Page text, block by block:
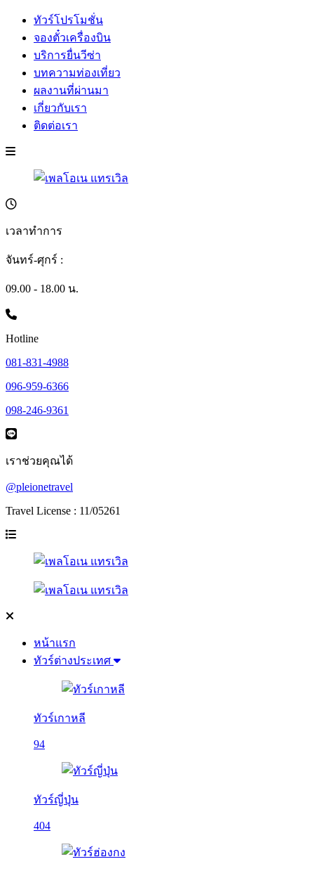
ทัวร์โปรโมชั่น
จองตั๋วเครื่องบิน
บริการยื่นวีซ่า
บทความท่องเที่ยว
ผลงานที่ผ่านมา
เกี่ยวกับเรา
ติดต่อเรา
เวลาทำการ
จันทร์-ศุกร์ :
09.00 - 18.00 น.
Hotline
081-831-4988
096-959-6366
098-246-9361
เราช่วยคุณได้
@pleionetravel
Travel License : 11/05261
หน้าแรก
ทัวร์ต่างประเทศ
ทัวร์เกาหลี
94
ทัวร์ญี่ปุ่น
404